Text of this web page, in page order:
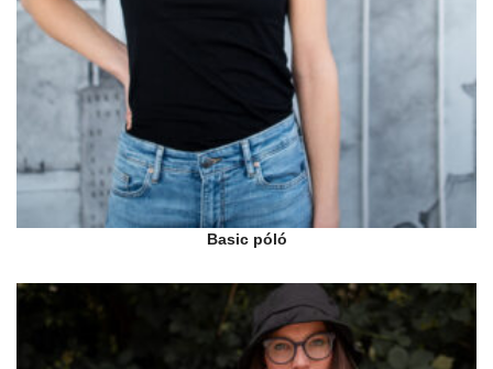
Basic póló